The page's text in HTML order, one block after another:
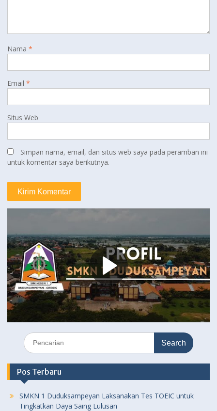
Nama *
Email *
Situs Web
Simpan nama, email, dan situs web saya pada peramban ini
untuk komentar saya berikutnya.
Search
for:
Pos Terbaru
SMKN 1 Duduksampeyan Laksanakan Tes TOEIC untuk
Tingkatkan Daya Saing Lulusan